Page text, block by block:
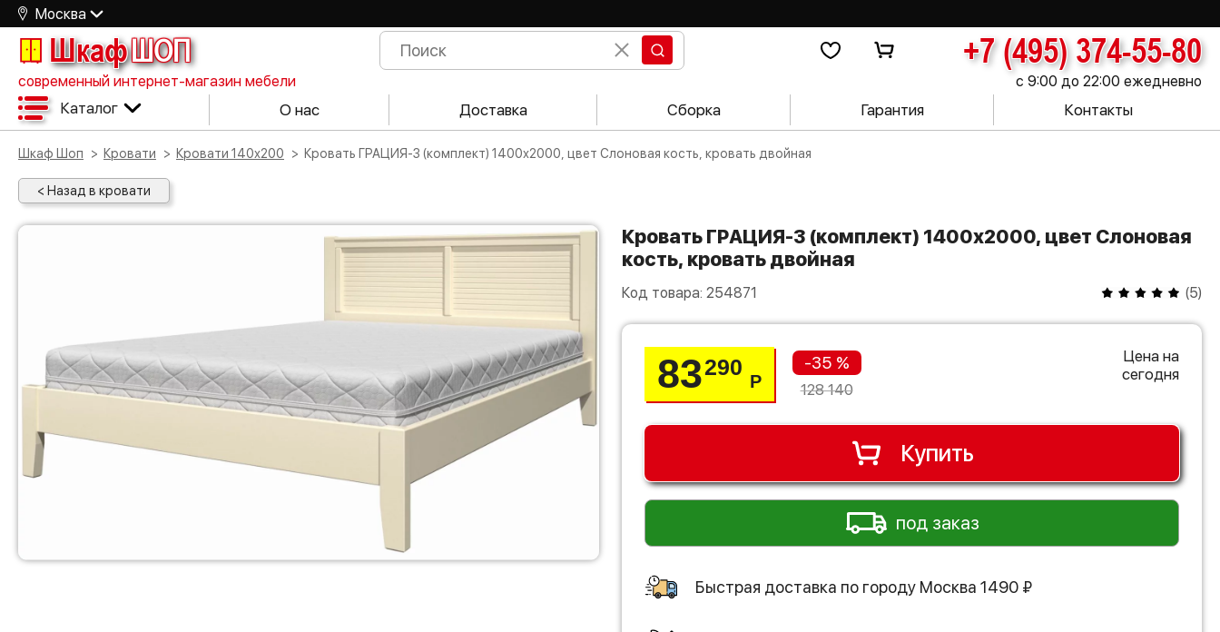
Москва
ШкафШОП +7 (495) 374-55-80
современный интернет-магазин мебели с 9:00 до 22:00 ежедневно
Каталог О нас Доставка Сборка Гарантия Контакты
Шкаф Шоп Кровати Кровати 140х200 Кровать ГРАЦИЯ-3 (комплект) 1400х2000, цвет Слоновая кость, кровать двойная
< Назад в кровати
Кровать ГРАЦИЯ-3 (комплект) 1400х2000, цвет Слоновая
кость, кровать двойная
Код товара: 254871 (5)
83290
Р
-35 %
128 140
Цена на
сегодня
Купить
под заказ
Быстрая доставка по городу Москва 1490 ₽